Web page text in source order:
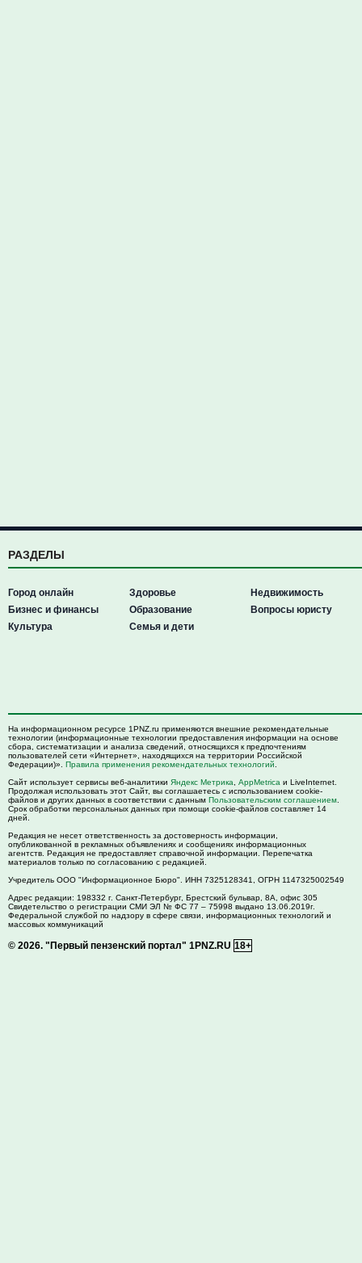
РАЗДЕЛЫ
Город онлайн
Бизнес и финансы
Культура
Здоровье
Образование
Семья и дети
Недвижимость
Вопросы юристу
На информационном ресурсе 1PNZ.ru применяются внешние рекомендательные
технологии (информационные технологии предоставления информации на основе
сбора, систематизации и анализа сведений, относящихся к предпочтениям
пользователей сети «Интернет», находящихся на территории Российской
Федерации)». Правила применения рекомендательных технологий
Сайт использует сервисы веб-аналитики Яндекс Метрика AppMetrica и LiveInternet.
Продолжая использовать этот Сайт, вы соглашаетесь с использованием cookie-
файлов и других данных в соответствии с данным Пользовательским соглашением
Срок обработки персональных данных при помощи cookie-файлов составляет 14
дней.
Редакция не несет ответственность за достоверность информации,
опубликованной в рекламных объявлениях и сообщениях информационных
агентств. Редакция не предоставляет справочной информации. Перепечатка
материалов только по согласованию с редакцией.
Учредитель ООО "Информационное Бюро". ИНН 7325128341, ОГРН 1147325002549
Адрес редакции: 198332 г. Санкт-Петербург, Брестский бульвар, 8А, офис 305
Свидетельство о регистрации СМИ ЭЛ № ФС 77 – 75998 выдано 13.06.2019г.
Федеральной службой по надзору в сфере связи, информационных технологий и
массовых коммуникаций
© 2026. "Первый пензенский портал" 1PNZ.RU 18+